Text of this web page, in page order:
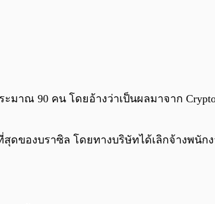
มาณ 90 คน โดยอ้างว่าเป็นผลมาจาก
สุดของบราซิล โดยทางบริษัทได้เลิกจ้างพนั